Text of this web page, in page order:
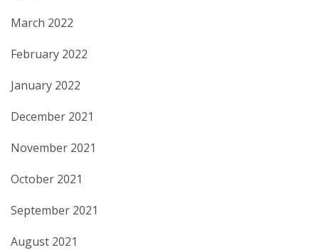
March 2022
February 2022
January 2022
December 2021
November 2021
October 2021
September 2021
August 2021